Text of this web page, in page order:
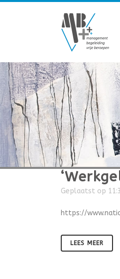
Geplaatst op
https://
LEES MEER